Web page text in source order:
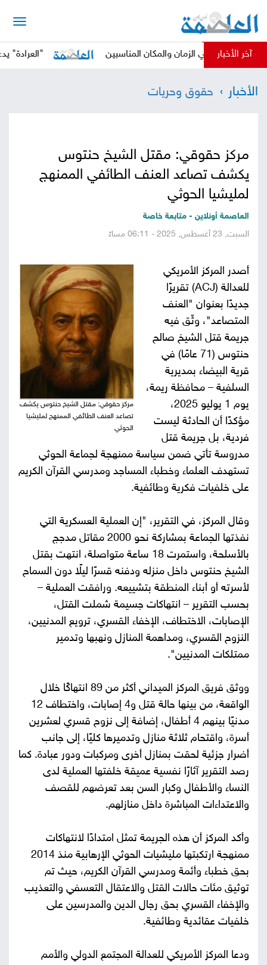
الرئيسية
صور
من
نحن
إتصل
بنا
آخر الأخبار
في الزمان والمكان المناسبين "العرادة" يدعو
الأخبار حقوق وحريات
مركز حقوقي: مقتل الشيخ حنتوس
يكشف تصاعد العنف الطائفي الممنهج
لمليشيا الحوثي
العاصمة أونلاين - متابعة خاصة
السبت, 23 أغسطس, 2025 - 06:11 مساءً
مركز حقوقي: مقتل الشيخ حنتوس يكشف
تصاعد العنف الطائفي الممنهج لمليشيا
الحوثي
أصدر المركز الأمريكي
للعدالة (ACJ) تقريرًا
جديدًا بعنوان "العنف
المتصاعد"، وثّق فيه
جريمة قتل الشيخ صالح
حنتوس (71 عامًا) في
قرية البيضاء بمديرية
السلفية – محافظة ريمة،
يوم 1 يوليو 2025،
مؤكدًا أن الحادثة ليست
فردية، بل جريمة قتل
مدروسة تأتي ضمن سياسة ممنهجة لجماعة الحوثي
تستهدف العلماء وخطباء المساجد ومدرسي القرآن الكريم
على خلفيات فكرية وطائفية.
وقال المركز، في التقرير، "إن العملية العسكرية التي
نفذتها الجماعة بمشاركة نحو 2000 مقاتل مدجج
بالأسلحة، واستمرت 18 ساعة متواصلة، انتهت بقتل
الشيخ حنتوس داخل منزله ودفنه قسرًا ليلًا دون السماح
لأسرته أو أبناء المنطقة بتشييعه. ورافقت العملية –
بحسب التقرير – انتهاكات جسيمة شملت القتل،
الإصابات، الاختطاف، الإخفاء القسري، ترويع المدنيين،
النزوح القسري، ومداهمة المنازل ونهبها وتدمير
ممتلكات المدنيين".
ووثق فريق المركز الميداني أكثر من 89 انتهاكًا خلال
الواقعة، من بينها حالة قتل و4 إصابات، واختطاف 12
مدنيًا بينهم 4 أطفال، إضافة إلى نزوح قسري لعشرين
أسرة، واقتحام ثلاثة منازل وتدميرها كليًا، إلى جانب
أضرار جزئية لحقت بمنازل أخرى ومركبات ودور عبادة. كما
رصد التقرير آثارًا نفسية عميقة خلفتها العملية لدى
النساء والأطفال وكبار السن بعد تعرضهم للقصف
والاعتداءات المباشرة داخل منازلهم.
وأكد المركز أن هذه الجريمة تمثل امتدادًا لانتهاكات
ممنهجة ارتكبتها مليشيات الحوثي الإرهابية منذ 2014
بحق خطباء وأئمة ومدرسي القرآن الكريم، حيث تم
توثيق مئات حالات القتل والاعتقال التعسفي والتعذيب
والإخفاء القسري بحق رجال الدين والمدرسين على
خلفيات عقائدية وطائفية.
ودعا المركز الأمريكي للعدالة المجتمع الدولي والأمم